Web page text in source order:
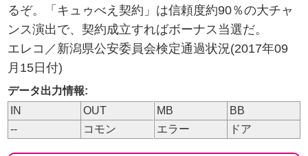
るぞ。「キュゥべえ契約」は信頼度約90％の大チャ
ンス演出で、契約成立すればボーナス当選だ。
エレコ／新潟県公安委員会検定通過状況(2017年09
月15日付)
データ出力情報:
IN
OUT MB
BB
--
コモン エラー ドア